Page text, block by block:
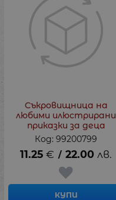
Съкровищница на
любими илюстрирани
приказки за деца
Код: 99200799
11.25 € / 22.00 лв.
КУПИ